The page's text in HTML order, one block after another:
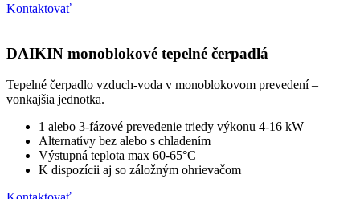
Kontaktovať
DAIKIN monoblokové tepelné čerpadlá
Tepelné čerpadlo vzduch-voda v monoblokovom prevedení –
vonkajšia jednotka.
1 alebo 3-fázové prevedenie triedy výkonu 4-16 kW
Alternatívy bez alebo s chladením
Výstupná teplota max 60-65°C
K dispozícii aj so záložným ohrievačom